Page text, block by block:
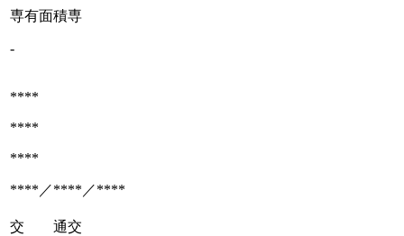
専有面積専
-
****
****
****
****／****／****
交 通交